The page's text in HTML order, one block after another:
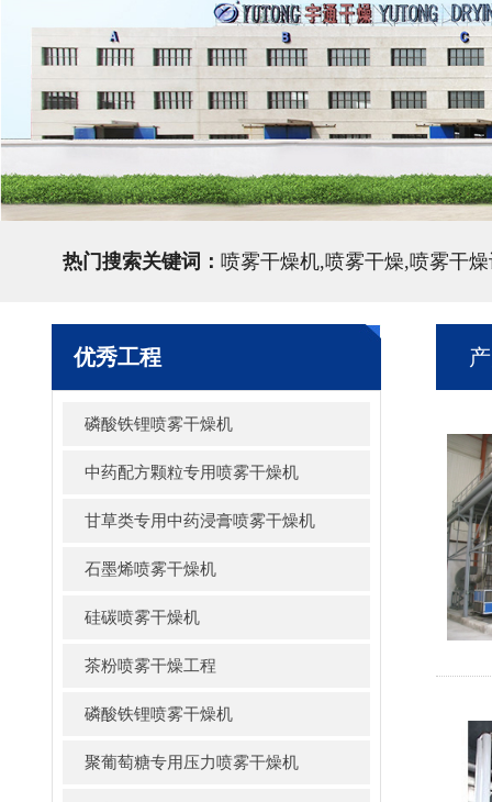
热门搜索关键词： 喷雾干燥机,喷雾干燥,喷雾干
优秀工程
磷酸铁锂喷雾干燥机
中药配方颗粒专用喷雾干燥机
甘草类专用中药浸膏喷雾干燥机
石墨烯喷雾干燥机
硅碳喷雾干燥机
茶粉喷雾干燥工程
磷酸铁锂喷雾干燥机
聚葡萄糖专用压力喷雾干燥机